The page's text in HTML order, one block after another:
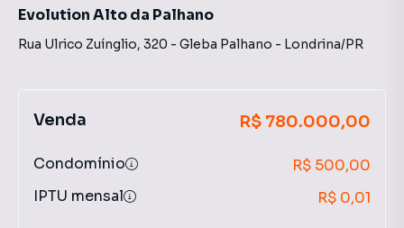
Evolution Alto da Palhano
Rua Ulrico Zuínglio, 320 - Gleba Palhano - Londrina/PR
Venda R$ 780.000,00
Condomínio
R$ 500,00
IPTU mensal
R$ 0,01